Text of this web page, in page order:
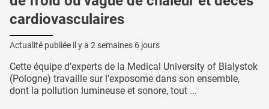
cardiovasculaires
Actualité publiée il y a 2 semaines 6 jours
Cette équipe d’experts de la Medical University of Bialystok
(Pologne) travaille sur l'exposome dans son ensemble,
dont la pollution lumineuse et sonore, tout ...